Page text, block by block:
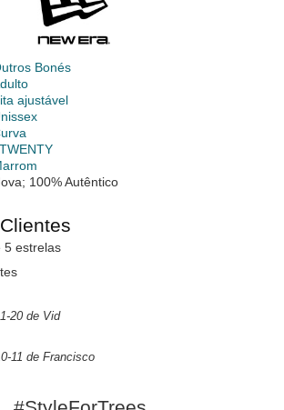
Bonés
ajustável
100% Autêntico
5 estrelas
20 de Vid
11 de Francisco